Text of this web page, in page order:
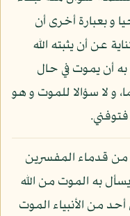
و بعبارة أخرى أن
عن أن يثبته الله
أن يموت في حال
و لا سؤالا للموت و هو
قدماء المفسرين
به الموت من الله
من الأنبياء الموت